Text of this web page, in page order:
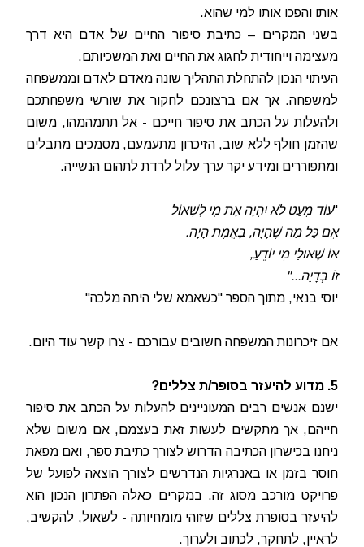
אותו והפכו אותו למי שהוא.
בשני המקרים – כתיבת סיפור החיים של אדם היא דרך
מעצימה וייחודית לחגוג את החיים ואת המשכיותם.
העיתוי הנכון להתחלת התהליך שונה מאדם לאדם וממשפחה
למשפחה. אך אם ברצונכם לחקור את שורשי משפחתכם
ולהעלות על הכתב את סיפור חייכם - אל תתמהמהו, משום
שהזמן חולף ללא שוב, הזיכרון מתעמעם, מסמכים מתבלים
ומתפוררים ומידע יקר ערך עלול לרדת לתהום הנשייה.
"עוֹד מְעַט לֹא יִהְיֶה אֶת מִי לִשְׁאוֹל
אִם כָּל מַה שֶׁהָיָה, בֶּאֱמֶת הָיָה.
אוֹ שֶׁאוּלַי מִי יוֹדֵעַ,
זוֹ בְּדָיָה..."
יוסי בנאי, מתוך הספר "כשאמא שלי היתה מלכה"
אם זיכרונות המשפחה חשובים עבורכם - צרו קשר עוד היום.
5. מדוע להיעזר בסופר/ת צללים?
ישנם אנשים רבים המעוניינים להעלות על הכתב את סיפור
חייהם, אך מתקשים לעשות זאת בעצמם, אם משום שלא
ניחנו בכישרון הכתיבה הדרוש לצורך כתיבת ספר, ואם מפאת
חוסר בזמן או באנרגיות הנדרשים לצורך הוצאה לפועל של
פרויקט מורכב מסוג זה. במקרים כאלה הפתרון הנכון הוא
להיעזר בסופרת צללים שזוהי מומחיותה - לשאול, להקשיב,
לראיין, לתחקר, לכתוב ולערוך.